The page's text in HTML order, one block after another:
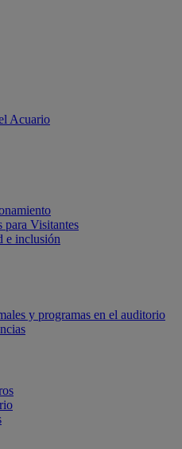
Acuario
para Visitantes
e inclusión
y programas en el auditorio